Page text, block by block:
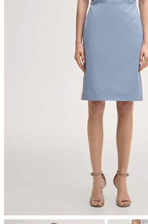
nicht Trommeltrocknen
Bügeln bei geringer Temperatur